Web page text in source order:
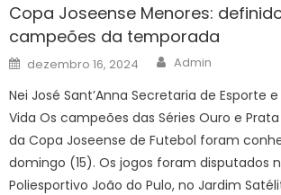
Copa Joseense Menores:
campeões da temporada
Posted
on
dezembro 16, 2024 Author
Admin
Nei José Sant’Anna Secretaria de Esporte
Vida Os campeões das Séries Ouro e
da Copa Joseense de Futebol foram
domingo (15). Os jogos foram disputados
Poliesportivo João do Pulo, no Jardim